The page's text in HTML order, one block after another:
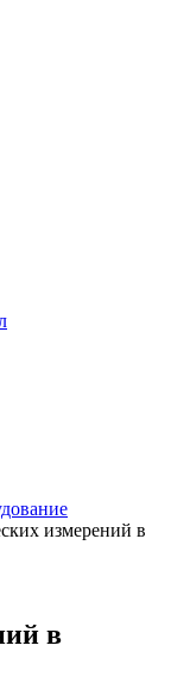
измерений в
в